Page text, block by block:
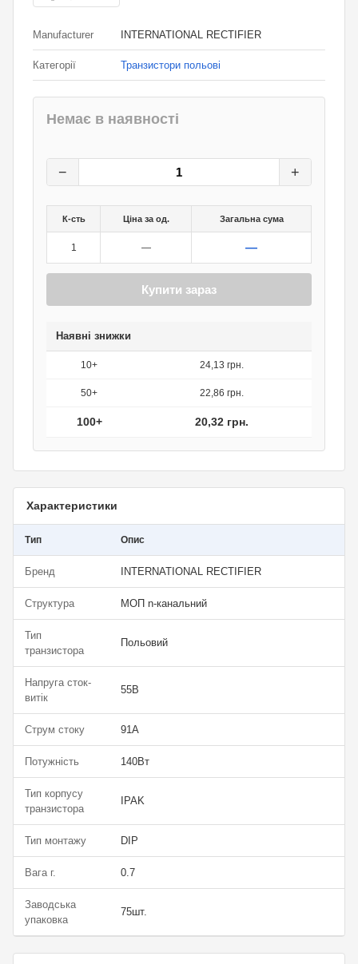
Manufacturer INTERNATIONAL RECTIFIER
Категорії Транзистори польові
Немає в наявності
− +
К-сть Ціна за од. Загальна сума
1 — —
Купити зараз
Наявні знижки
10+ 24,13 грн.
50+ 22,86 грн.
100+ 20,32 грн.
Характеристики
Тип Опис
Бренд INTERNATIONAL RECTIFIER
Структура МОП n-канальний
Тип
транзистора
Польовий
Напруга сток-
витік
55В
Струм стоку 91А
Потужність 140Вт
Тип корпусу
транзистора
IPAK
Тип монтажу DIP
Вага г. 0.7
Заводська
упаковка
75шт.